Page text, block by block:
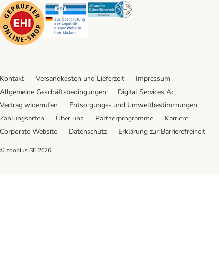
Security Security Security
Kontakt Versandkosten und Lieferzeit
Impressum
Allgemeine Geschäftsbedingungen
Digital Services Act
Vertrag widerrufen
Entsorgungs- und Umweltbestimmungen
Zahlungsarten
Über uns Partnerprogramme
Karriere
Corporate Website
Datenschutz Erklärung zur Barrierefreiheit
© zooplus SE 2026